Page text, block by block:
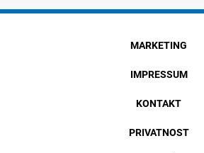
MARKETING
IMPRESSUM
KONTAKT
PRIVATNOST